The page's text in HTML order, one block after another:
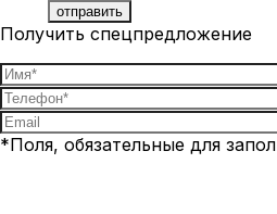
Получить спецпредложение
*Поля, обязательные для